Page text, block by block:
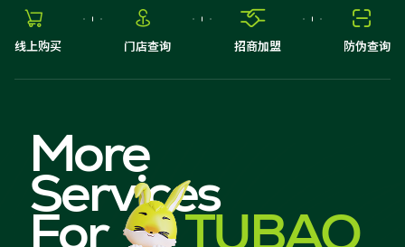

线上购买

门店查询

招商加盟

防伪查询
More
Services
For TUBAO